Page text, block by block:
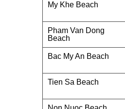
My Khe Beach
Pham Van Dong
Beach
Bac My An Beach
Tien Sa Beach